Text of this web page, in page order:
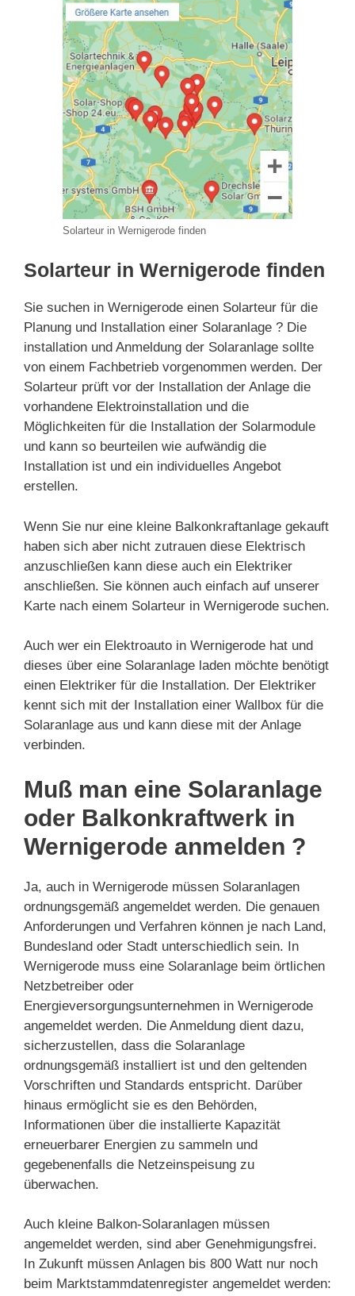
Solarteur in Wernigerode finden
Solarteur in Wernigerode finden
Sie suchen in Wernigerode einen Solarteur für die
Planung und Installation einer Solaranlage ? Die
installation und Anmeldung der Solaranlage sollte
von einem Fachbetrieb vorgenommen werden. Der
Solarteur prüft vor der Installation der Anlage die
vorhandene Elektroinstallation und die
Möglichkeiten für die Installation der Solarmodule
und kann so beurteilen wie aufwändig die
Installation ist und ein individuelles Angebot
erstellen.
Wenn Sie nur eine kleine Balkonkraftanlage gekauft
haben sich aber nicht zutrauen diese Elektrisch
anzuschließen kann diese auch ein Elektriker
anschließen. Sie können auch einfach auf unserer
Karte nach einem Solarteur in Wernigerode suchen.
Auch wer ein Elektroauto in Wernigerode hat und
dieses über eine Solaranlage laden möchte benötigt
einen Elektriker für die Installation. Der Elektriker
kennt sich mit der Installation einer Wallbox für die
Solaranlage aus und kann diese mit der Anlage
verbinden.
Muß man eine Solaranlage
oder Balkonkraftwerk in
Wernigerode anmelden ?
Ja, auch in Wernigerode müssen Solaranlagen
ordnungsgemäß angemeldet werden. Die genauen
Anforderungen und Verfahren können je nach Land,
Bundesland oder Stadt unterschiedlich sein. In
Wernigerode muss eine Solaranlage beim örtlichen
Netzbetreiber oder
Energieversorgungsunternehmen in Wernigerode
angemeldet werden. Die Anmeldung dient dazu,
sicherzustellen, dass die Solaranlage
ordnungsgemäß installiert ist und den geltenden
Vorschriften und Standards entspricht. Darüber
hinaus ermöglicht sie es den Behörden,
Informationen über die installierte Kapazität
erneuerbarer Energien zu sammeln und
gegebenenfalls die Netzeinspeisung zu
überwachen.
Auch kleine Balkon-Solaranlagen müssen
angemeldet werden, sind aber Genehmigungsfrei.
In Zukunft müssen Anlagen bis 800 Watt nur noch
beim Marktstammdatenregister angemeldet werden: